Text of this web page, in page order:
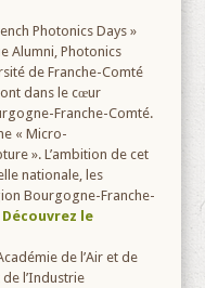
Photonics Days »
Alumni, Photonics
de Franche-Comté
dans le cœur
Franche-Comté.
« Micro-
». L’ambition de cet
nationale, les
Bourgogne-Franche-
Découvrez le
de l’Air et de
de l’Industrie